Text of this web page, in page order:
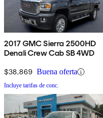
2017 GMC Sierra 2500HD
Denali Crew Cab SB 4WD
$38,869 Buena oferta
Incluye tarifas de conc.